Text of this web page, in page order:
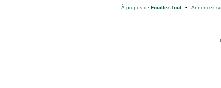
À propos de Fouillez-Tout• Annoncez